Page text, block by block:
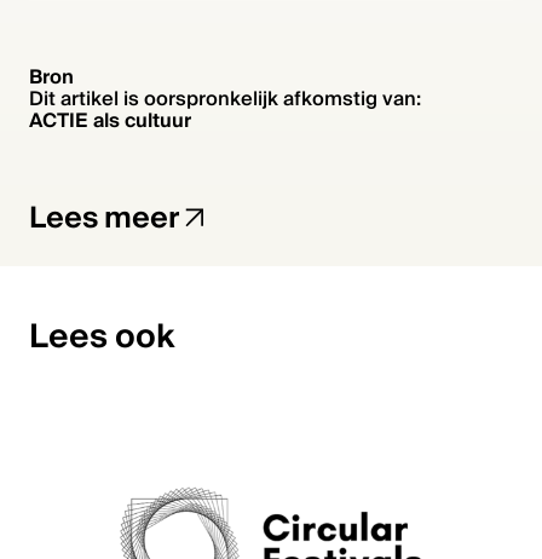
Bron
Dit artikel is oorspronkelijk afkomstig van:
ACTIE als cultuur
Lees meer
Lees ook